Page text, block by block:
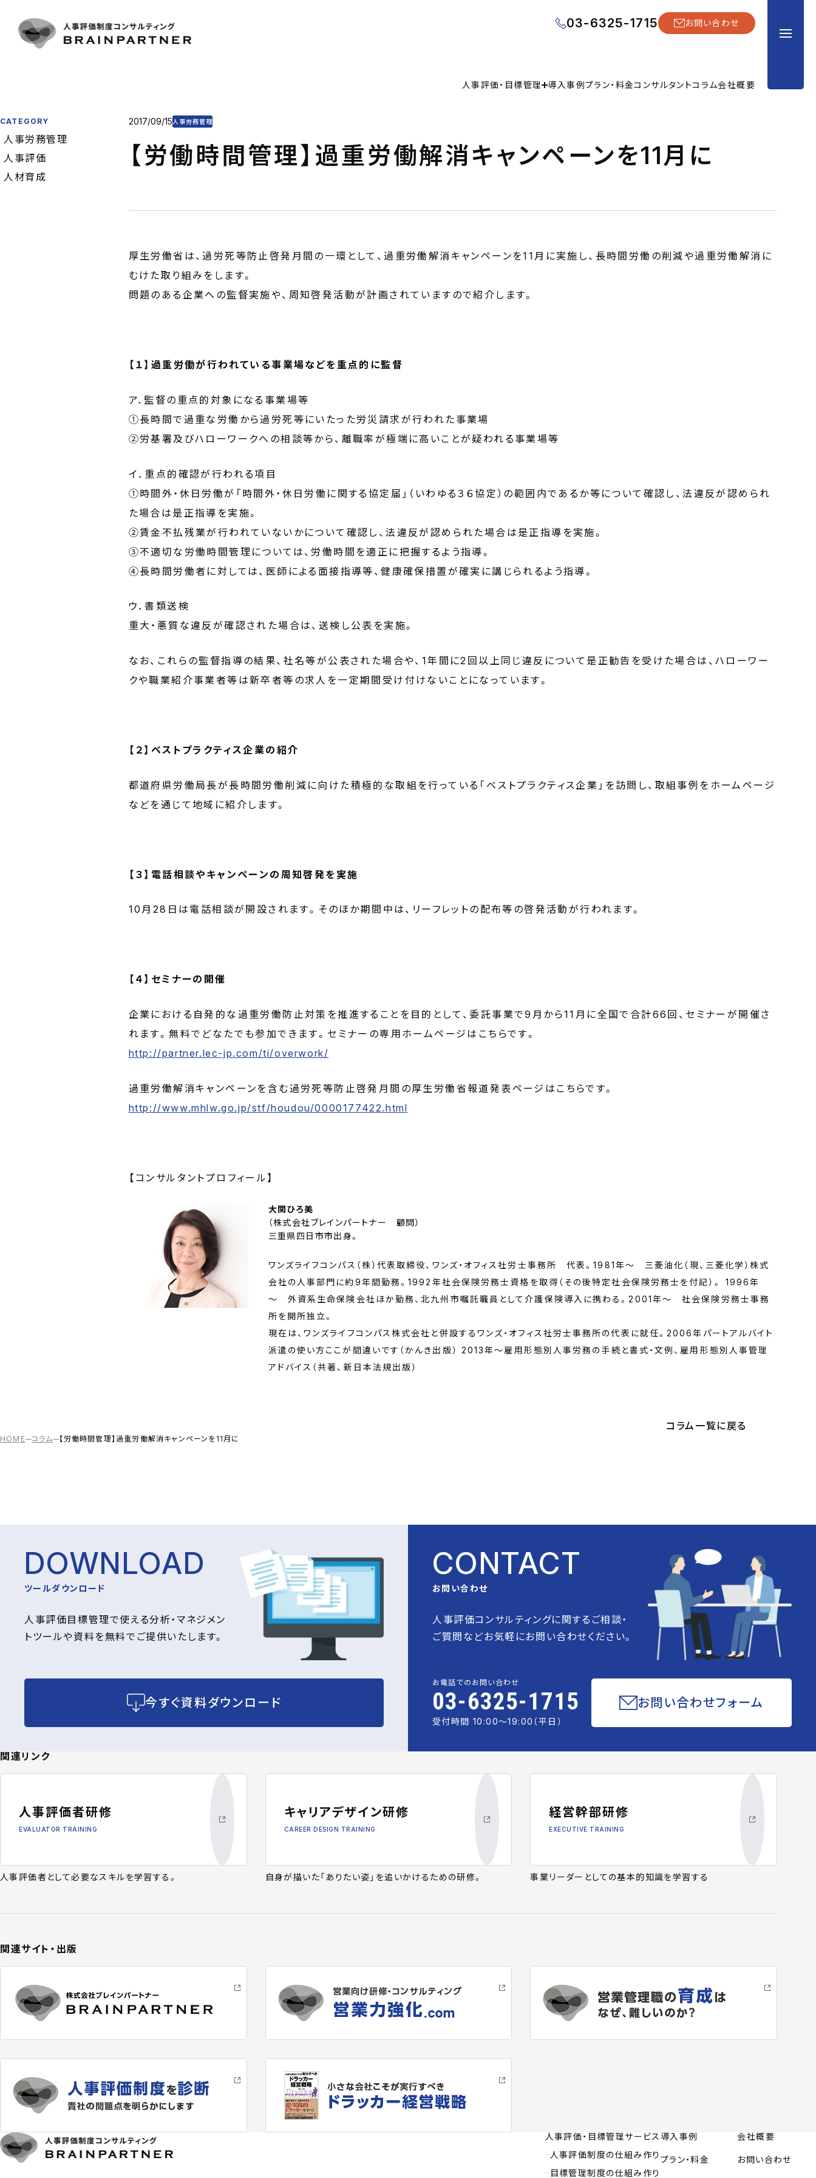
人事評価・目標管理 導入事例プラン・料金コンサルタントコラム会社概要
03-6325-1715 お問い合わせ
CONSULTANT
コラム
03-6325-1715
受付時間 10:00〜18:00（土日祝日定休）
お問い合わせフォーム
HOME コラム 【労働時間管理】過重労働解消キャンペーンを11月に
2017/09/15人事労務管理
【労働時間管理】過重労働解消キャンペーンを11月に
厚生労働省は、過労死等防止啓発月間の一環として、過重労働解消キャンペーンを11月に実施し、長時間労働の削減や過重労働解消に
むけた取り組みをします。
問題のある企業への監督実施や、周知啓発活動が計画されていますので紹介します。
【１】過重労働が行われている事業場などを重点的に監督
ア．監督の重点的対象になる事業場等
①長時間で過重な労働から過労死等にいたった労災請求が行われた事業場
②労基署及びハローワークへの相談等から、離職率が極端に高いことが疑われる事業場等
イ．重点的確認が行われる項目
①時間外・休日労働が「時間外・休日労働に関する協定届」（いわゆる３６協定）の範囲内であるか等について確認し、法違反が認められ
た場合は是正指導を実施。
②賃金不払残業が行われていないかについて確認し、法違反が認められた場合は是正指導を実施。
③不適切な労働時間管理については、労働時間を適正に把握するよう指導。
④長時間労働者に対しては、医師による面接指導等、健康確保措置が確実に講じられるよう指導。
ウ．書類送検
重大・悪質な違反が確認された場合は、送検し公表を実施。
なお、これらの監督指導の結果、社名等が公表された場合や、1年間に2回以上同じ違反について是正勧告を受けた場合は、ハローワー
クや職業紹介事業者等は新卒者等の求人を一定期間受け付けないことになっています。
【２】ベストプラクティス企業の紹介
都道府県労働局長が長時間労働削減に向けた積極的な取組を行っている「ベストプラクティス企業」を訪問し、取組事例をホームページ
などを通じて地域に紹介します。
【３】電話相談やキャンペーンの周知啓発を実施
10月28日は電話相談が開設されます。そのほか期間中は、リーフレットの配布等の啓発活動が行われます。
【４】セミナーの開催
企業における自発的な過重労働防止対策を推進することを目的として、委託事業で9月から11月に全国で合計66回、セミナーが開催さ
れます。無料でどなたでも参加できます。セミナーの専用ホームページはこちらです。
http://partner.lec-jp.com/ti/overwork/
過重労働解消キャンペーンを含む過労死等防止啓発月間の厚生労働省報道発表ページはこちらです。
http://www.mhlw.go.jp/stf/houdou/0000177422.html
【コンサルタントプロフィール】
大関ひろ美
（株式会社ブレインパートナー 顧問）
三重県四日市市出身。
ワンズライフコンパス（株）代表取締役、ワンズ・オフィス社労士事務所 代表。1981年～ 三菱油化（現、三菱化学）株式
会社の人事部門に約9年間勤務。1992年社会保険労務士資格を取得（その後特定社会保険労務士を付記）。 1996年
～ 外資系生命保険会社ほか勤務、北九州市嘱託職員として介護保険導入に携わる。2001年～ 社会保険労務士事務
所を開所独立。
現在は、ワンズライフコンパス株式会社と併設するワンズ・オフィス社労士事務所の代表に就任。2006年パートアルバイト
派遣の使い方ここが間違いです（かんき出版） 2013年～雇用形態別人事労務の手続と書式・文例、雇用形態別人事管理
アドバイス（共著、新日本法規出版）
コラム一覧に戻る
CATEGORY
人事労務管理
人事評価
人材育成
DOWNLOAD
ツールダウンロード
人事評価目標管理で使える分析・マネジメン
トツールや資料を無料でご提供いたします。
今すぐ資料ダウンロード
CONTACT
お問い合わせ
人事評価コンサルティングに関するご相談・
ご質問などお気軽にお問い合わせください。
お電話でのお問い合わせ
03-6325-1715
受付時間 10:00〜19:00（平日）
お問い合わせフォーム
関連リンク
人事評価者研修
EVALUATOR TRAINING
人事評価者として必要なスキルを学習する。
キャリアデザイン研修
CAREER DESIGN TRAINING
自身が描いた「ありたい姿」を追いかけるための研修。
経営幹部研修
EXECUTIVE TRAINING
事業リーダーとしての基本的知識を学習する
関連サイト・出版
人事評価・目標管理サービス
人事評価制度の仕組み作り
目標管理制度の仕組み作り
導入事例
プラン・料金
会社概要
お問い合わせ